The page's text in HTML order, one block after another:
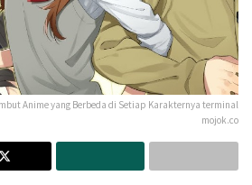
Anime yang Berbeda di Setiap Karakternya terminal
mojok.co